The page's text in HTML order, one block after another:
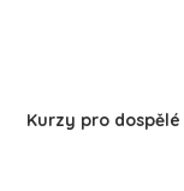
Kurzy pro dospělé